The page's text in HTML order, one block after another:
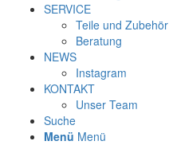
SERVICE
Teile und Zubehör
Beratung
NEWS
Instagram
KONTAKT
Unser Team
Suche
Menü Menü